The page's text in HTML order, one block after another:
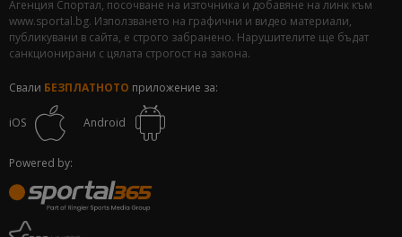
Агенция Спортал, посочване на източника и добавяне на линк към
www.sportal.bg. Използването на графични и видео материали,
публикувани в сайта, е строго забранено. Нарушителите ще бъдат
санкционирани с цялата строгост на закона.
Свали БЕЗПЛАТНОТО приложение за:
iOS Android
Powered by: